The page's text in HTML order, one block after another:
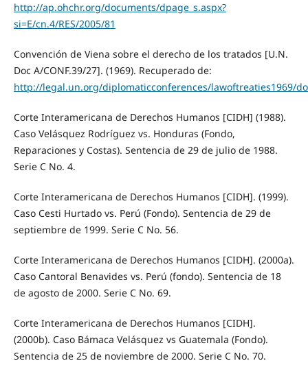
http://ap.ohchr.org/documents/dpage_s.aspx?
si=E/cn.4/RES/2005/81
Convención de Viena sobre el derecho de los tratados [U.N.
Doc A/CONF.39/27]. (1969). Recuperado de:
http://legal.un.org/diplomaticconferences/lawoftreaties1969/
Corte Interamericana de Derechos Humanos [CIDH] (1988).
Caso Velásquez Rodríguez vs. Honduras (Fondo,
Reparaciones y Costas). Sentencia de 29 de julio de 1988.
Serie C No. 4.
Corte Interamericana de Derechos Humanos [CIDH]. (1999).
Caso Cesti Hurtado vs. Perú (Fondo). Sentencia de 29 de
septiembre de 1999. Serie C No. 56.
Corte Interamericana de Derechos Humanos [CIDH]. (2000a).
Caso Cantoral Benavides vs. Perú (fondo). Sentencia de 18
de agosto de 2000. Serie C No. 69.
Corte Interamericana de Derechos Humanos [CIDH].
(2000b). Caso Bámaca Velásquez vs Guatemala (Fondo).
Sentencia de 25 de noviembre de 2000. Serie C No. 70.